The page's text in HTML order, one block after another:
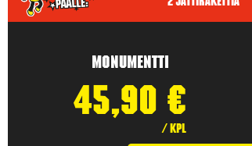
2 jättirakettia
Monumentti
45,90 €
/ kpl